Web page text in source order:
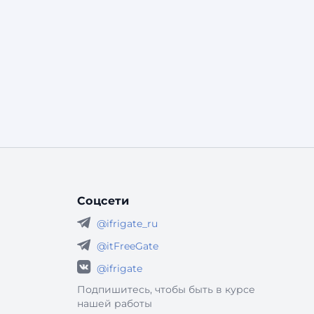
Соцсети
@ifrigate_ru
@itFreeGate
@ifrigate
Подпишитесь, чтобы быть в курсе
нашей работы